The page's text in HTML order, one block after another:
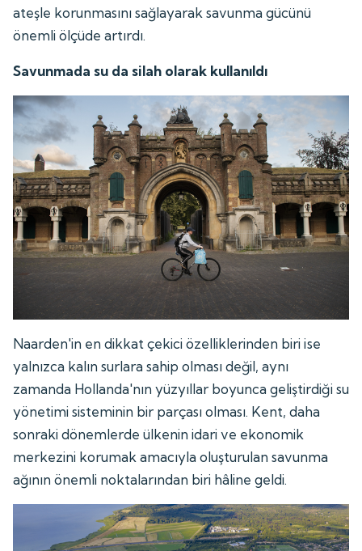
ateşle korunmasını sağlayarak savunma gücünü
önemli ölçüde artırdı.
Savunmada su da silah olarak kullanıldı
Naarden'in en dikkat çekici özelliklerinden biri ise
yalnızca kalın surlara sahip olması değil, aynı
zamanda Hollanda'nın yüzyıllar boyunca geliştirdiği su
yönetimi sisteminin bir parçası olması. Kent, daha
sonraki dönemlerde ülkenin idari ve ekonomik
merkezini korumak amacıyla oluşturulan savunma
ağının önemli noktalarından biri hâline geldi.